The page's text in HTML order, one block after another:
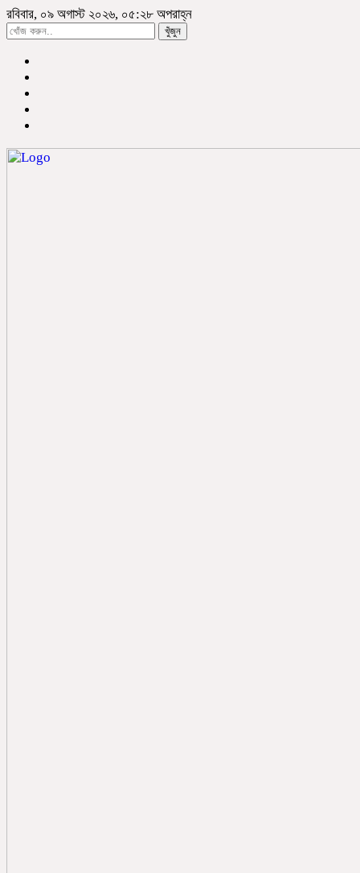
রবিবার, ০৯ অগাস্ট ২০২৬, ০৫:২৮ অপরাহ্ন
খুঁজুন